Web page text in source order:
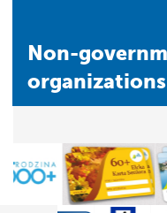
Non-governmental
organizations